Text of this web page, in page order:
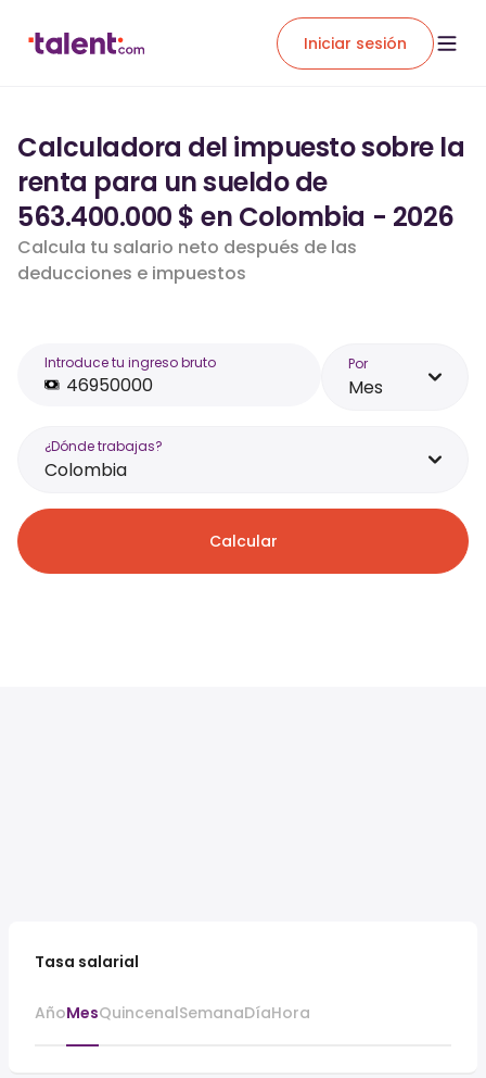
Iniciar sesión
Calculadora del impuesto sobre la
renta para un sueldo de
563.400.000 $ en Colombia - 2026
Calcula tu salario neto después de las
deducciones e impuestos
Introduce tu ingreso bruto Por
Mes
¿Dónde trabajas?
Colombia
Calcular
Tasa salarial
AñoMesQuincenalSemanaDíaHora